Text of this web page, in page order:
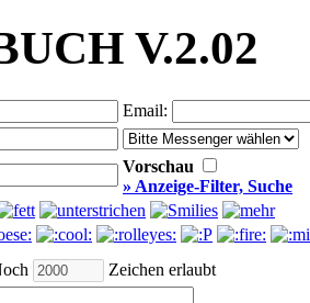
V.2.02
Email:
Vorschau
» Anzeige-Filter, Suche
Zeichen erlaubt